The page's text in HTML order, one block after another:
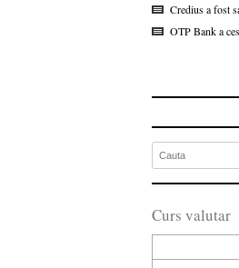
Credius a fost
OTP Bank a
Curs valutar